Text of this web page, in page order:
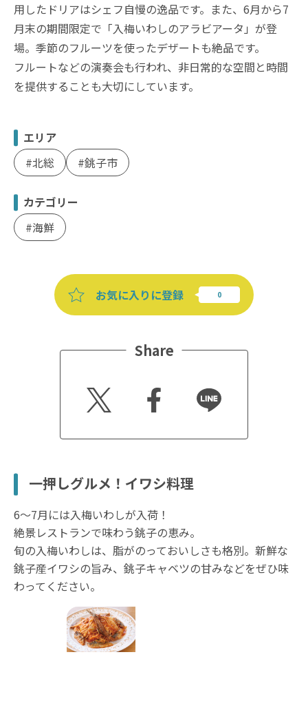
用したドリアはシェフ自慢の逸品です。また、6月から7
月末の期間限定で「入梅いわしのアラビアータ」が登
場。季節のフルーツを使ったデザートも絶品です。
フルートなどの演奏会も行われ、非日常的な空間と時間
を提供することも大切にしています。
エリア
北総
銚子市
カテゴリー
海鮮
お気に入りに登録
Share
Twitt
er
Faceb
ook
Line
一押しグルメ！イワシ料理
6～7月には入梅いわしが入荷！
絶景レストランで味わう銚子の恵み。
旬の入梅いわしは、脂がのっておいしさも格別。新鮮な
銚子産イワシの旨み、銚子キャベツの甘みなどをぜひ味
わってください。